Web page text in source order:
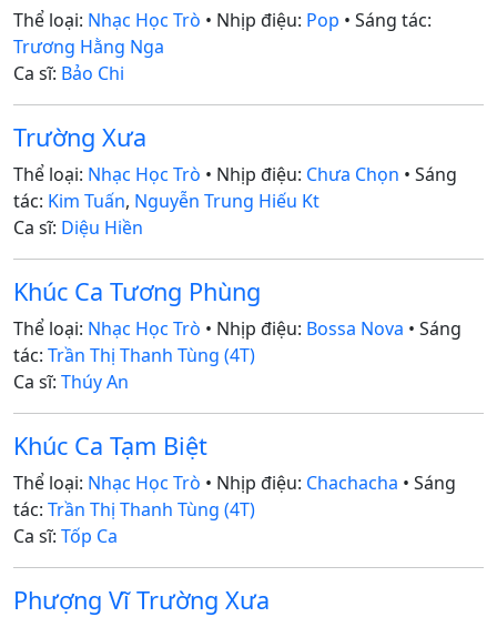
Thể loại: Nhạc Học Trò • Nhịp điệu: Pop • Sáng tác:
Trương Hằng Nga
Ca sĩ: Bảo Chi
Trường Xưa
Thể loại: Nhạc Học Trò • Nhịp điệu: Chưa Chọn • Sáng
tác: Kim Tuấn, Nguyễn Trung Hiếu Kt
Ca sĩ: Diệu Hiền
Khúc Ca Tương Phùng
Thể loại: Nhạc Học Trò • Nhịp điệu: Bossa Nova • Sáng
tác: Trần Thị Thanh Tùng (4T)
Ca sĩ: Thúy An
Khúc Ca Tạm Biệt
Thể loại: Nhạc Học Trò • Nhịp điệu: Chachacha • Sáng
tác: Trần Thị Thanh Tùng (4T)
Ca sĩ: Tốp Ca
Phượng Vĩ Trường Xưa